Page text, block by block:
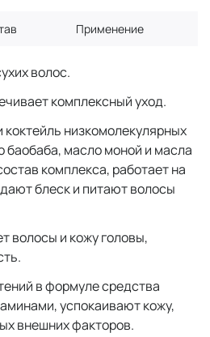
Применение
волос.
комплексный уход.
низкомолекулярных
баобаба, масло моной и масла
комплекса, работает на
блеск и питают волосы
волосы и кожу головы,
в формуле средства
успокаивают кожу,
внешних факторов.